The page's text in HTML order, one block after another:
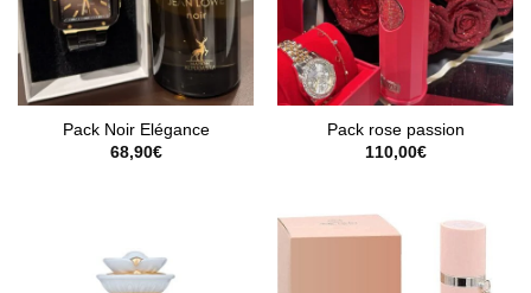
Pack Noir Elégance
68,90€
Pack rose passion
110,00€